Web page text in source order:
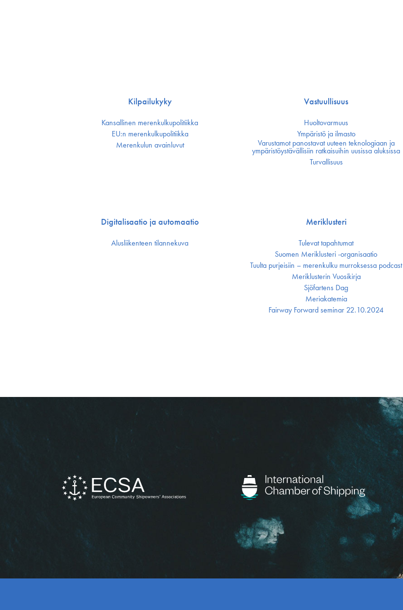
Kilpailukyky
Kansallinen merenkulku­politiikka
EU:n merenkulku­politiikka
Merenkulun avainluvut
Vastuullisuus
Huoltovarmuus
Ympäristö ja ilmasto
Varustamot panostavat uuteen teknologiaan ja
ympäristöystävällisiin ratkaisuihin uusissa aluksissa
Turvallisuus
Digitalisaatio ja automaatio
Alusliikenteen tilannekuva
Meriklusteri
Tulevat tapahtumat
Suomen Meriklusteri -organisaatio
Tuulta purjeisiin – merenkulku murroksessa podcast
Meriklusterin Vuosikirja
Sjöfartens Dag
Meriakatemia
Fairway Forward seminar 22.10.2024